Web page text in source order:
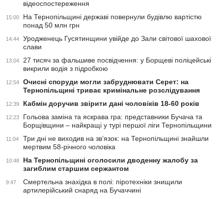
відеоспостереження
15:00
На Тернопільщині державі повернули будівлю вартістю
понад 50 млн грн
14:44
Уродженець Гусятинщини увійде до Зали світової шахової
слави
13:04
27 тисяч за фальшиве посвідчення: у Борщеві поліцейські
викрили водія з підробкою
12:54
Очисні споруди могли забруднювати Серет: на
Тернопільщині триває кримінальне розслідування
12:39 Кабмін доручив звірити дані чоловіків 18-60 років
12:23
Гольова заміна та яскрава гра: представники Бучача та
Борщівщини – найкращі у турі першої ліги Тернопільщини
11:04
Три дні не виходив на зв’язок: на Тернопільщині знайшли
мертвим 58-річного чоловіка
10:48
На Тернопільщині оголосили дводенну жалобу за
загиблим старшим сержантом
9:47
Смертельна знахідка в полі: піротехніки знищили
артилерійський снаряд на Бучаччині